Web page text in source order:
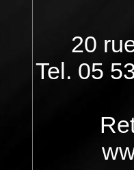
20
Tel. 05